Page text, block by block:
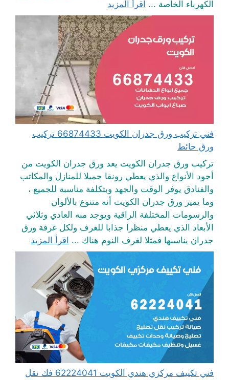
الكهرباء الخاصة ... اقرأ المزيد
فني تركيب ورق جدران الكويت 66874433 تركيب
ورق حائط
تركيب ورق جدران الكويت يعد ورق جدران الكويت من
أجود الأنواع والذي يعطي رونقا جميلا للمنازل والمكاتب
والفنادق يوفر الوقت والجهد وبتكلفة مناسبة للجميع ،
وما يميز ورق جدران الكويت أنه متنوع بالألوان
والرسومات المختلفة الراقية ويوجد منه العادي وثلاثي
الأبعاد الذي يعطي منظرا جذابا للغرف ولكل غرفة ورق
جدران يناسبها فمثلا لغرف النوم هناك ... اقرأ المزيد
فني تكييف مركزي هندي الكويت 62224041 فك نقل